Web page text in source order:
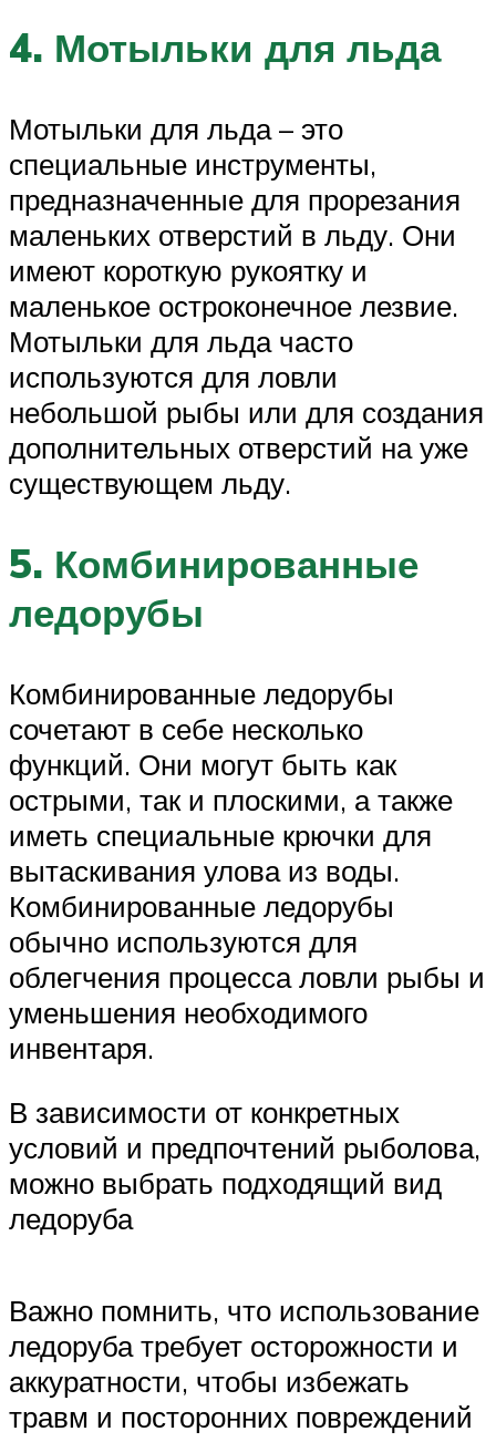
4. Мотыльки для льда
Мотыльки для льда – это
специальные инструменты,
предназначенные для прорезания
маленьких отверстий в льду. Они
имеют короткую рукоятку и
маленькое остроконечное лезвие.
Мотыльки для льда часто
используются для ловли
небольшой рыбы или для создания
дополнительных отверстий на уже
существующем льду.
5. Комбинированные
ледорубы
Комбинированные ледорубы
сочетают в себе несколько
функций. Они могут быть как
острыми, так и плоскими, а также
иметь специальные крючки для
вытаскивания улова из воды.
Комбинированные ледорубы
обычно используются для
облегчения процесса ловли рыбы и
уменьшения необходимого
инвентаря.
В зависимости от конкретных
условий и предпочтений рыболова,
можно выбрать подходящий вид
ледоруба
Важно помнить, что использование
ледоруба требует осторожности и
аккуратности, чтобы избежать
травм и посторонних повреждений